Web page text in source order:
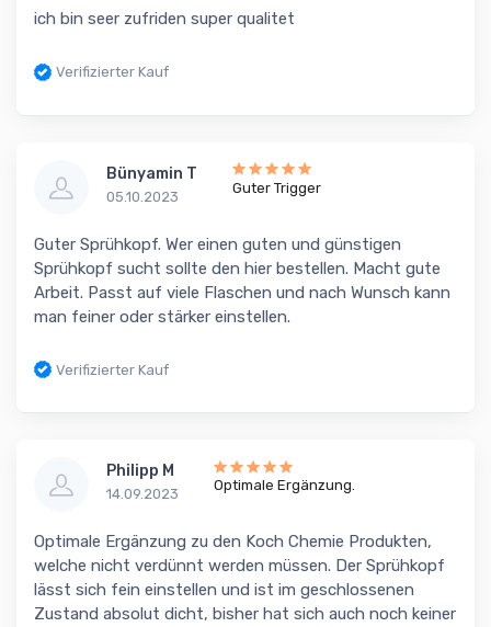
ich bin seer zufriden super qualitet
Verifizierter Kauf
Bünyamin T
05.10.2023
Guter Trigger
Guter Sprühkopf. Wer einen guten und günstigen
Sprühkopf sucht sollte den hier bestellen. Macht gute
Arbeit. Passt auf viele Flaschen und nach Wunsch kann
man feiner oder stärker einstellen.
Verifizierter Kauf
Philipp M
14.09.2023
Optimale Ergänzung.
Optimale Ergänzung zu den Koch Chemie Produkten,
welche nicht verdünnt werden müssen. Der Sprühkopf
lässt sich fein einstellen und ist im geschlossenen
Zustand absolut dicht, bisher hat sich auch noch keiner